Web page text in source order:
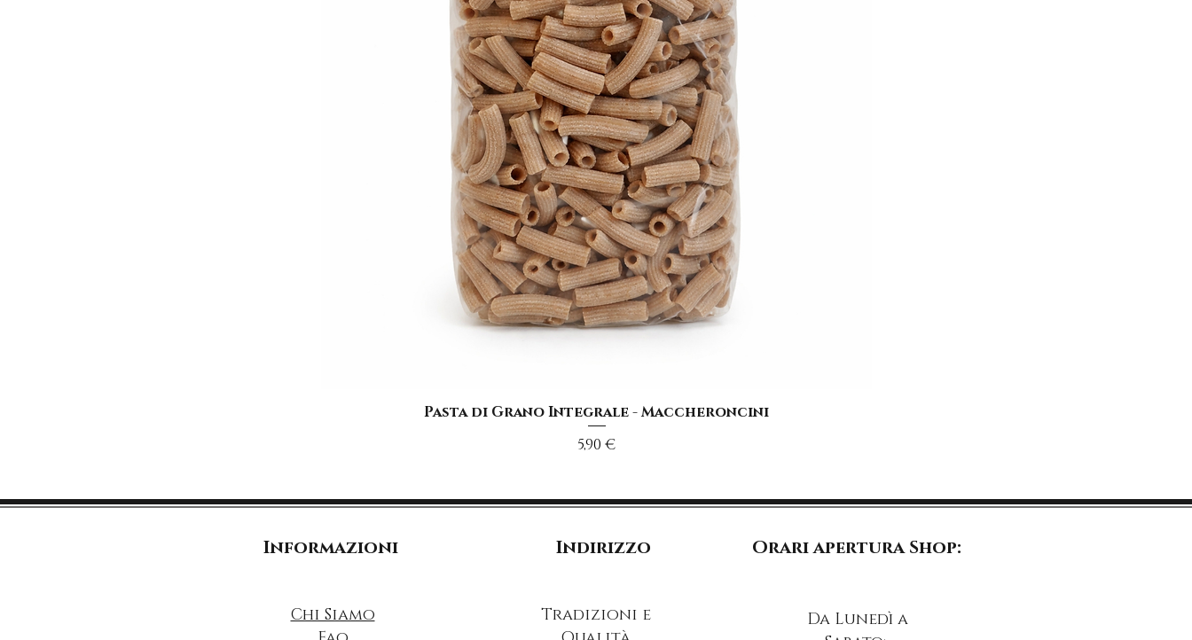
Vista rapida
Pasta di Grano Integrale - Maccheroncini
Prezzo
5,90 €
Informazioni
Chi Siamo
Indirizzo
Tradizioni e
Orari apertura Shop:
Da Lunedì a